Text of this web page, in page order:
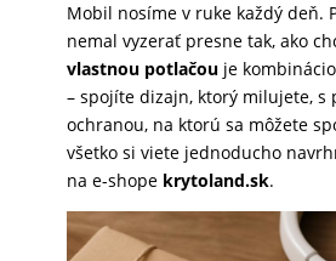
Mobil nosíme v ruke každý deň.
nemal vyzerať presne tak, ako
vlastnou potlačouje
– spojíte dizajn, ktorý milujete, s
ochranou, na ktorú sa môžete
všetko si viete jednoducho
na e-shope krytoland.sk.